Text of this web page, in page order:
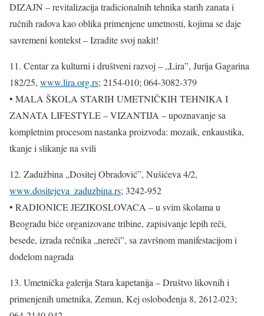
DIZAJN – revitalizacija tradicionalnih tehnika starih zanata i
ručnih radova kao oblika primenjene umetnosti, kojima se daje
savremeni kontekst – Izradite svoj nakit!
11. Centar za kulturni i društveni razvoj – „Lira”, Jurija Gagarina
182/25, www.lira.org.rs; 2154-010; 064-3082-379
• MALA ŠKOLA STARIH UMETNIČKIH TEHNIKA I
ZANATA LIFESTYLE – VIZANTIJA – upoznavanje sa
kompletnim procesom nastanka proizvoda: mozaik, enkaustika,
tkanje i slikanje na svili
12. Zadužbina „Dositej Obradović”, Nušićeva 4/2,
www.dositejeva_zaduzbina.rs; 3242-952
• RADIONICE JEZIKOSLOVACA – u svim školama u
Beogradu biće organizovane tribine, zapisivanje lepih reči,
besede, izrada rečnika „nereči”, sa završnom manifestacijom i
dodelom nagrada
13. Umetnička galerija Stara kapetanija – Društvo likovnih i
primenjenih umetnika, Zemun, Kej oslobođenja 8, 2612-023;